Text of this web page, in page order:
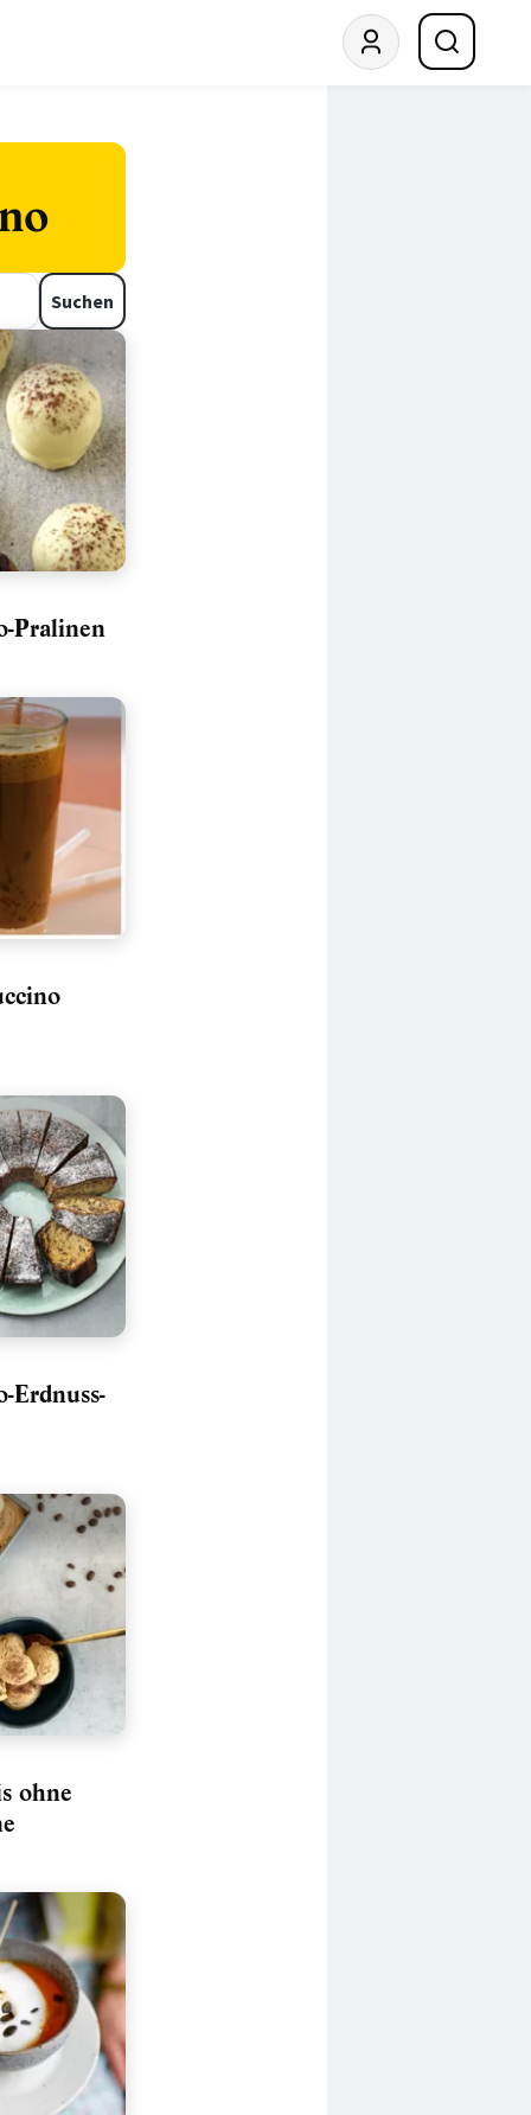
Suchen
Pralinen
Erdnuss-
ohne